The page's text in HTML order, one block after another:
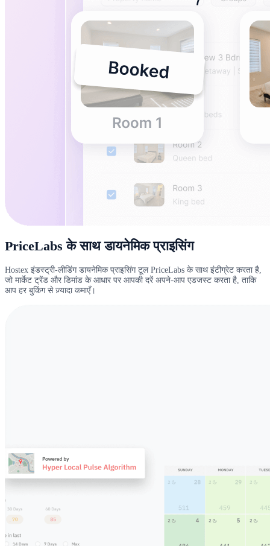
PriceLabs के साथ डायनेमिक प्राइसिंग
Hostex इंडस्ट्री-लीडिंग डायनेमिक प्राइसिंग टूल PriceLabs के साथ इंटीग्रेट करता है,
जो मार्केट ट्रेंड और डिमांड के आधार पर आपकी दरें अपने-आप एडजस्ट करता है, ताकि
आप हर बुकिंग से ज़्यादा कमाएँ।